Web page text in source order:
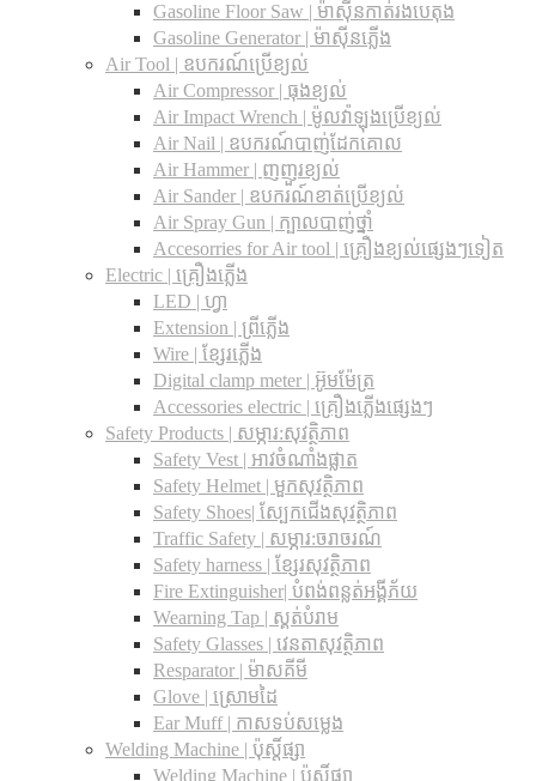
Gasoline Floor Saw | ម៉ាស៊ីនកាត់រងបេតុង
Gasoline Generator | ម៉ាស៊ីនភ្លើង
Air Tool | ឧបករណ៍ប្រើខ្យល់
Air Compressor | ធុងខ្យល់
Air Impact Wrench | ម៉ូលវ៉ាឡុងប្រើខ្យល់
Air Nail | ឧបករណ៍បាញ់ដែកគោល
Air Hammer | ញញួរខ្យល់
Air Sander | ឧបករណ៍ខាត់ប្រើខ្យល់
Air Spray Gun | ក្បាលបាញ់ថ្នាំ
Accesorries for Air tool | គ្រឿងខ្យល់ផ្សេងៗទៀត
Electric | គ្រឿងភ្លើង
LED | ហ្វា
Extension | ព្រីភ្លើង
Wire | ខ្សែរភ្លើង
Digital clamp meter | អ៊ូមម៉ែត្រ
Accessories electric | គ្រឿងភ្លើងផ្សេងៗ
Safety Products | សម្ភារ:សុវត្ថិភាព
Safety Vest | អាវចំណាំងផ្លាត
Safety Helmet | មួកសុវត្ថិភាព
Safety Shoes| ស្បែកជើងសុវត្ថិភាព
Traffic Safety​ | សម្ភារ:ចរាចរណ៍
Safety harness | ខ្សែរសុវត្ថិភាព
Fire Extinguisher| បំពង់ពន្លត់អង្គីភ័យ
Wearning Tap | ស្គត់បំរាម
Safety Glasses | វេនតាសុវត្ថិភាព
Resparator | ម៉ាសគីមី
Glove | ស្រោមដៃ
Ear Muff | កាសទប់សម្លេង
Welding Machine | ប៉ុស្តិ៍ផ្សា
Welding Machine | ប៉ុស្តិ៍ផ្សា